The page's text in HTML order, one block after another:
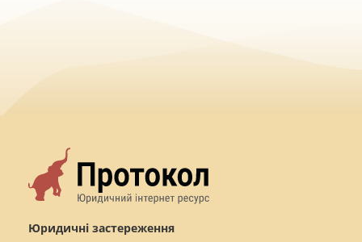
Юридичні застереження